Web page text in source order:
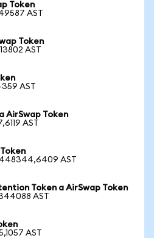
Token
AST
Token
AST
AST
AirSwap Token
AST
AST
Token a AirSwap Token
AST
AST